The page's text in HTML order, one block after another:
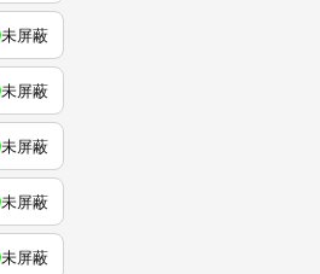
未屏蔽
未屏蔽
未屏蔽
未屏蔽
未屏蔽